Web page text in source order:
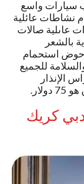
سيارات واسع
نشاطات عائلية
عاىلية صالات
بالشعر
حوض استحمام
للجميع
الإنذار
كريك